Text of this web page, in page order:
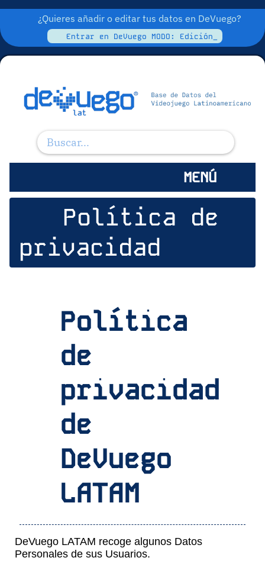
¿Quieres añadir o editar tus datos en DeVuego?
Entrar en DeVuego MODO: Edición_
MENÚ
Política de
privacidad
Política
de
privacidad
de
DeVuego
LATAM
DeVuego LATAM recoge algunos Datos
Personales de sus Usuarios.